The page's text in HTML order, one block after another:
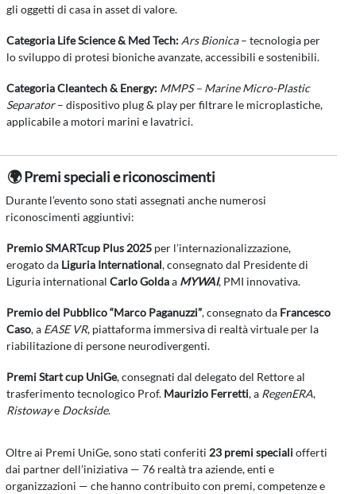
gli oggetti di casa in asset di valore.
Categoria Life Science & Med Tech: Ars Bionica– tecnologia per
lo sviluppo di protesi bioniche avanzate, accessibili e sostenibili.
Categoria Cleantech & Energy: MMPS – Marine Micro-Plastic
Separator– dispositivo plug & play per filtrare le microplastiche,
applicabile a motori marini e lavatrici.
🌍 Premi speciali e riconoscimenti
Durante l’evento sono stati assegnati anche numerosi
riconoscimenti aggiuntivi:
Premio SMARTcup Plus 2025 per l’internazionalizzazione,
erogato da Liguria International, consegnato dal Presidente di
Liguria international Carlo Goldaa MYWAI, PMI innovativa.
Premio del Pubblico “Marco Paganuzzi”, consegnato da Francesco
Caso, a EASE VR, piattaforma immersiva di realtà virtuale per la
riabilitazione di persone neurodivergenti.
Premi Start cup UniGe, consegnati dal delegato del Rettore al
trasferimento tecnologico Prof. Maurizio Ferretti, a RegenERA,
Ristowaye Dockside.
Oltre ai Premi UniGe, sono stati conferiti 23 premi specialiofferti
dai partner dell’iniziativa — 76 realtà tra aziende, enti e
organizzazioni — che hanno contribuito con premi, competenze e